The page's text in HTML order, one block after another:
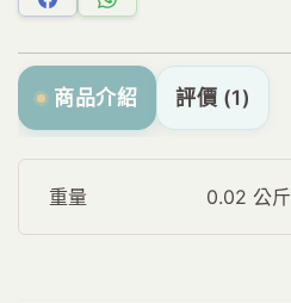
分
享
Facebook
分
享
WhatsApp
商品介紹 評價 (1)
重量 0.02 公斤